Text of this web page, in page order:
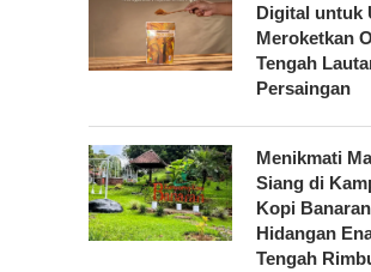
Digital untuk
Meroketkan
Tengah
Persaingan
Menikmati
Siang di
Kopi
Hidangan
Tengah